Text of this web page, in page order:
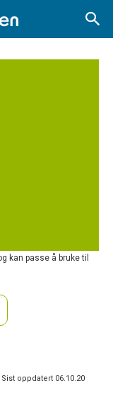
kan passe å bruke til
Sist oppdatert 06.10.20